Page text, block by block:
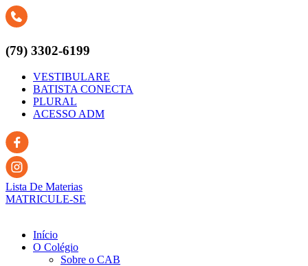
Ir
para
conteúdo
(79) 3302-6199
VESTIBULARE
BATISTA CONECTA
PLURAL
ACESSO ADM
Lista De Materias
MATRICULE-SE
Início
O Colégio
Sobre o CAB